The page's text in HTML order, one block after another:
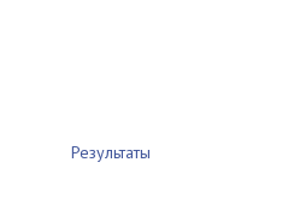
Результаты